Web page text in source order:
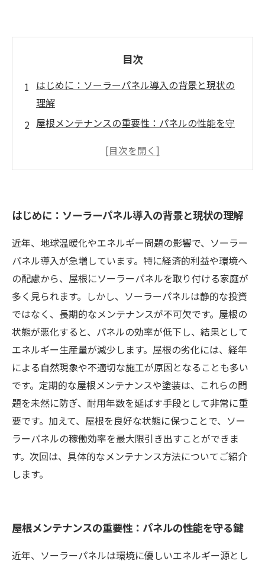
目次
はじめに：ソーラーパネル導入の背景と現状の
理解
屋根メンテナンスの重要性：パネルの性能を守
ソーラーパネルと屋根の関係：定期的な点検で
させる方法
メリットまとめ：効果的な屋根メンテナンスで
未来の投資を守る
お客様の声：メンテナンスの結果、パネルの性
能が向上した実例
結論：屋根の維持管理がソーラーパネルの最大
限の効果を生む理由
はじめに：ソーラーパネル導入の背景と現状の理解
近年、地球温暖化やエネルギー問題の影響で、ソーラー
パネル導入が急増しています。特に経済的利益や環境へ
の配慮から、屋根にソーラーパネルを取り付ける家庭が
多く見られます。しかし、ソーラーパネルは静的な投資
ではなく、長期的なメンテナンスが不可欠です。屋根の
状態が悪化すると、パネルの効率が低下し、結果として
エネルギー生産量が減少します。屋根の劣化には、経年
による自然現象や不適切な施工が原因となることも多い
です。定期的な屋根メンテナンスや塗装は、これらの問
題を未然に防ぎ、耐用年数を延ばす手段として非常に重
要です。加えて、屋根を良好な状態に保つことで、ソー
ラーパネルの稼働効率を最大限引き出すことができま
す。次回は、具体的なメンテナンス方法についてご紹介
します。
屋根メンテナンスの重要性：パネルの性能を守る鍵
近年、ソーラーパネルは環境に優しいエネルギー源とし